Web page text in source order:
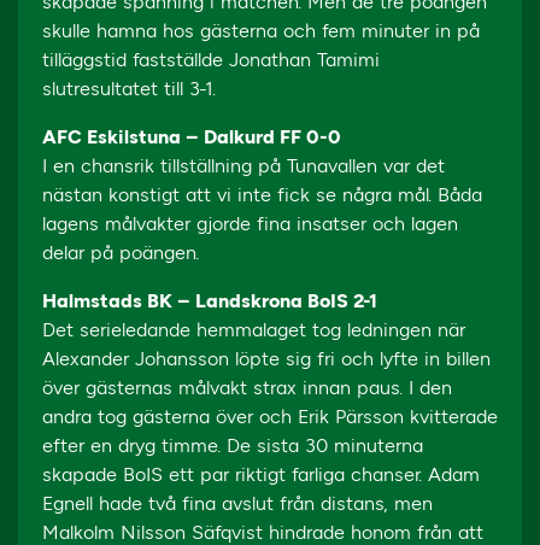
skulle hamna hos gästerna och fem minuter in på
tilläggstid fastställde Jonathan Tamimi
slutresultatet till 3-1.
AFC Eskilstuna – Dalkurd FF 0-0
I en chansrik tillställning på Tunavallen var det
nästan konstigt att vi inte fick se några mål. Båda
lagens målvakter gjorde fina insatser och lagen
delar på poängen.
Halmstads BK – Landskrona BoIS 2-1
Det serieledande hemmalaget tog ledningen när
Alexander Johansson löpte sig fri och lyfte in billen
över gästernas målvakt strax innan paus. I den
andra tog gästerna över och Erik Pärsson kvitterade
efter en dryg timme. De sista 30 minuterna
skapade BoIS ett par riktigt farliga chanser. Adam
Egnell hade två fina avslut från distans, men
Malkolm Nilsson Säfqvist hindrade honom från att